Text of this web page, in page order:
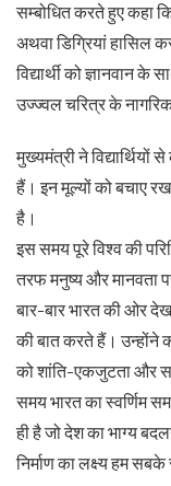
सम्बोधित करते हुए कहा
अथवा डिग्रियां हासिल
विद्यार्थी को ज्ञानवान
उज्ज्वल चरित्र के
मुख्यमंत्री ने
हैं। इन मूल्यों को बचाए
है।
इस समय पूरे विश्व की
तरफ मनुष्य और मानवता
बार-बार भारत की ओर
की बात करते हैं। उन्होंने
को शांति-एकजुटता और
समय भारत का स्वर्णिम
ही है जो देश का भाग्य
निर्माण का लक्ष्य हम